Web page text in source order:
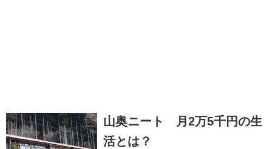
山奥ニート 月2万5千円の生
活とは？